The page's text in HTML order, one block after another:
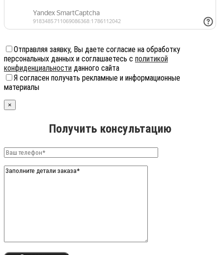
Отправляя заявку, Вы даете согласие на обработку
персональных данных и соглашаетесь с политикой
конфиденциальности данного сайта
Я согласен получать рекламные и информационные
материалы
×
Получить консультацию